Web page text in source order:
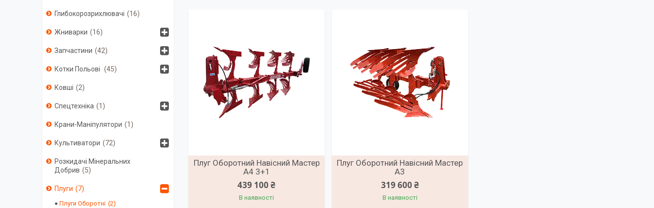
Плуг Оборотний Навісний Мастер
А4 3+1
439 100 ₴
В наявності
Плуг Оборотний Навісний Мастер
А3
319 600 ₴
В наявності
Глибокорозрихлювачі 16
Жниварки 16
Запчастини 42
Котки Польові 45
Ковші 2
Спецтехніка 1
Крани-Маніпулятори 1
Культиватори 72
Розкидачі Мінеральних
Добрив
5
Плуги 7
Плуги Оборотні 2